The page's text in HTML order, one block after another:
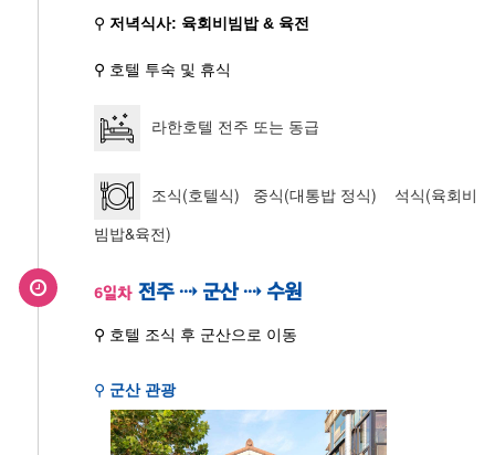
⚲ 저녁식사: 육회비빔밥 & 육전
⚲ 호텔 투숙 및 휴식
라한호텔 전주 또는 동급
조식(호텔식) 중식(대통밥 정식) 석식(육회비
빔밥&육전)
6일차 전주 ⇢ 군산 ⇢ 수원
⚲ 호텔 조식 후 군산으로 이동
⚲ 군산 관광